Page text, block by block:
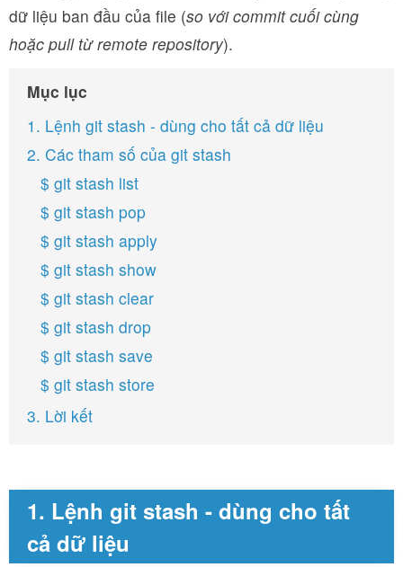
dữ liệu ban đầu của file (so với commit cuối cùng
hoặc pull từ remote repository).
Mục lục
1. Lệnh git stash - dùng cho tất cả dữ liệu
2. Các tham số của git stash
$ git stash list
$ git stash pop
$ git stash apply
$ git stash show
$ git stash clear
$ git stash drop
$ git stash save
$ git stash store
3. Lời kết
1. Lệnh git stash - dùng cho tất
cả dữ liệu